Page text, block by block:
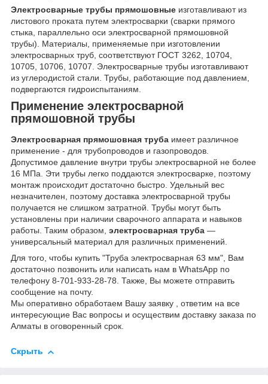
Электросварные трубы прямошовные изготавливают из
листового проката путем электросварки (сварки прямого
стыка, параллельно оси электросварной прямошовной
трубы). Материалы, применяемые при изготовлении
электросварных труб, соответствуют ГОСТ 3262, 10704,
10705, 10706, 10707. Электросварные трубы изготавливают
из углеродистой стали. Трубы, работающие под давлением,
подвергаются гидроиспытаниям.
Применение электросварной
прямошовной трубы
Электросварная прямошовная труба имеет различное
применение - для трубопроводов и газопроводов.
Допустимое давление внутри трубы электросварной не более
16 МПа. Эти трубы легко поддаются электросварке, поэтому
монтаж происходит достаточно быстро. Удельный вес
незначителен, поэтому доставка электросварной трубы
получается не слишком затратной. Трубы могут быть
установлены при наличии сварочного аппарата и навыков
работы. Таким образом, электросварная труба —
универсальный материал для различных применений.
Для того, чтобы купить "Труба электросварная 63 мм", Вам
достаточно позвонить или написать нам в WhatsApp по
телефону 8-701-933-28-78. Также, Вы можете отправить
сообщение на почту.
Мы оперативно обработаем Вашу заявку , ответим на все
интересующие Вас вопросы и осуществим доставку заказа по
Алматы в оговоренный срок.
Скрыть